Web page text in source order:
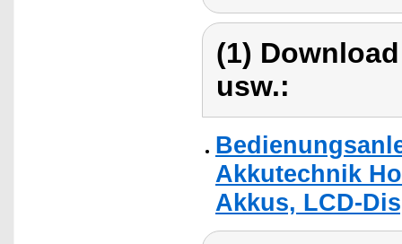
(1)
usw.:
Akkutechnik
Akkus, LCD-